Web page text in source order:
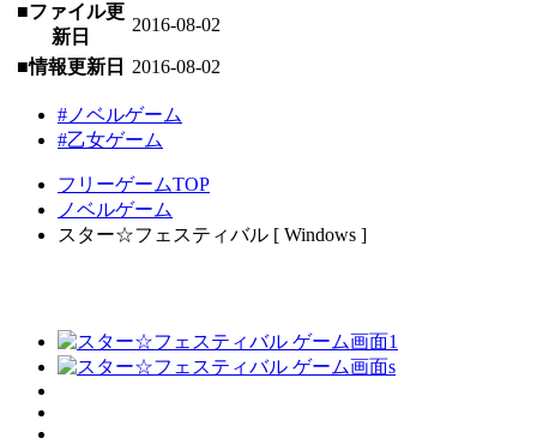
■ファイル更
新日
2016-08-02
■情報更新日 2016-08-02
#ノベルゲーム
#乙女ゲーム
フリーゲームTOP
ノベルゲーム
スター☆フェスティバル [ Windows ]